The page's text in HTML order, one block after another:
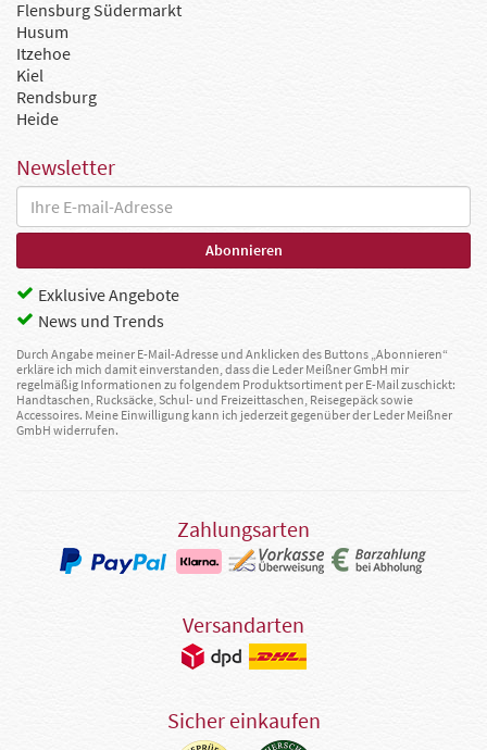
Flensburg Südermarkt
Husum
Itzehoe
Kiel
Rendsburg
Heide
Newsletter
Exklusive Angebote
News und Trends
Durch Angabe meiner E-Mail-Adresse und Anklicken des Buttons „Abonnieren“
erkläre ich mich damit einverstanden, dass die Leder Meißner GmbH mir
regelmäßig Informationen zu folgendem Produktsortiment per E-Mail zuschickt:
Handtaschen, Rucksäcke, Schul- und Freizeittaschen, Reisegepäck sowie
Accessoires. Meine Einwilligung kann ich jederzeit gegenüber der Leder Meißner
GmbH widerrufen.
Zahlungsarten
Versandarten
Sicher einkaufen